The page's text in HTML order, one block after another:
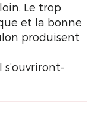
Le trop
et la bonne
produisent